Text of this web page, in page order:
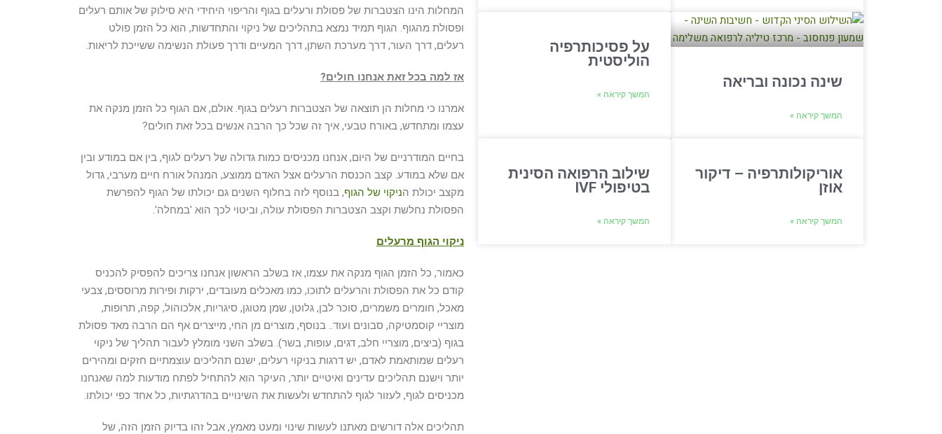
שינה נכונה ובריאה
המשך קיראה »
על פסיכותרפיה
הוליסטית
המשך קיראה »
אוריקולותרפיה – דיקור
אוזן
המשך קיראה »
שילוב הרפואה הסינית
בטיפולי IVF
המשך קיראה »
המחלות הינו הצטברות של פסולת ורעלים בגוף והריפוי היחידי היא סילוק של אותם רעלים
ופסולת מהגוף. הגוף תמיד נמצא בתהליכים של ניקוי והתחדשות, הוא כל הזמן פולט
רעלים, דרך העור, דרך מערכת השתן, דרך המעיים ודרך פעולת הנשימה ששייכת לריאות.
אז למה בכל זאת אנחנו חולים?
אמרנו כי מחלות הן תוצאה של הצטברות רעלים בגוף. אולם, אם הגוף כל הזמן מנקה את
עצמו ומתחדש, באורח טבעי, איך זה שכל כך הרבה אנשים בכל זאת חולים?
בחיים המודרניים של היום, אנחנו מכניסים כמות גדולה של רעלים לגוף, בין אם במודע ובין
אם שלא במודע. קצב הכנסת הרעלים אצל האדם ממוצע, המנהל אורח חיים מערבי, גדול
מקצב יכולת הניקוי של הגוף, בנוסף לזה בחלוף השנים גם יכולתו של הגוף להפרשת
הפסולת נחלשת וקצב הצטברות הפסולת עולה, וביטוי לכך הוא 'במחלה'.
ניקוי הגוף מרעלים
כאמור, כל הזמן הגוף מנקה את עצמו, אז בשלב הראשון אנחנו צריכים להפסיק להכניס
קודם כל את הפסולת והרעלים לתוכו, כמו מאכלים מעובדים, ירקות ופירות מרוססים, צבעי
מאכל, חומרים משמרים, סוכר לבן, גלוטן, שמן מטוגן, סיגריות, אלכוהול, קפה, תרופות,
מוצריי קוסמטיקה, סבונים ועוד.. בנוסף, מוצרים מן החי, מייצרים אף הם הרבה מאד פסולת
בגוף (ביצים, מוצריי חלב, דגים, עופות, בשר). בשלב השני מומלץ לעבור תהליך של ניקוי
רעלים שמותאמת לאדם, יש דרגות בניקוי רעלים, ישנם תהליכים עוצמתיים חזקים ומהירים
יותר וישנם תהליכים עדינים ואיטיים יותר, העיקר הוא להתחיל לפתח מודעות למה שאנחנו
מכניסים לגוף, לעזור לגוף להתחדש ולעשות את השינויים בהדרגתיות, כל אחד כפי יכולתו.
תהליכים אלה דורשים מאתנו לעשות שינוי ומעט מאמץ, אבל זהו בדיוק הזמן הזה, של